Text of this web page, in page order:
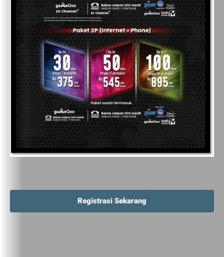
Registrasi Sekarang